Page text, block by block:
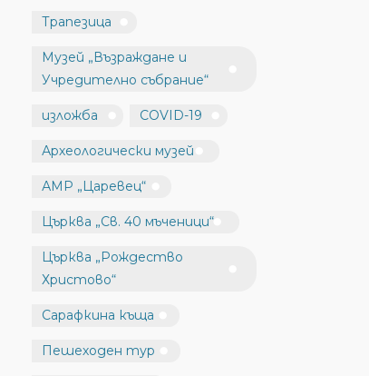
Трапезица
Музей „Възраждане и
Учредително събрание“
изложба COVID-19
Археологически музей
АМР „Царевец“
Църква „Св. 40 мъченици“
Църква „Рождество
Христово“
Сарафкина къща
Пешеходен тур